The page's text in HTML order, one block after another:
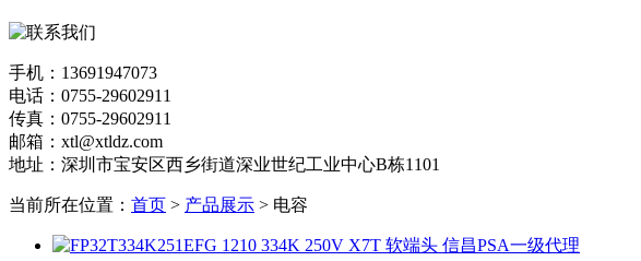
手机：13691947073
电话：0755-29602911
传真：0755-29602911
邮箱：xtl@xtldz.com
地址：深圳市宝安区西乡街道深业世纪工业中心B栋1101
当前所在位置： 首页 > 产品展示 > 电容